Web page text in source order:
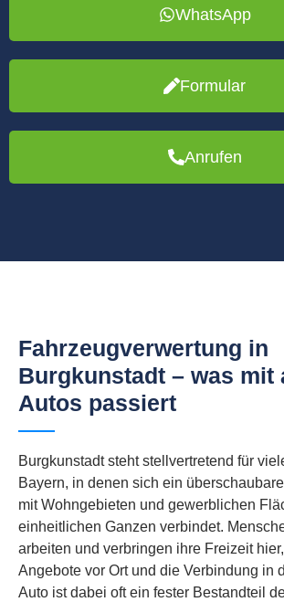
WhatsApp
Formular
Anrufen
Fahrzeugverwertung in
Burgkunstadt – was mit
Autos passiert
Burgkunstadt steht stellvertretend für
Bayern, in denen sich ein
mit Wohngebieten und gewerblichen
einheitlichen Ganzen verbindet.
arbeiten und verbringen ihre Freizeit
Angebote vor Ort und die Verbindung in
Auto ist dabei oft ein fester Bestandteil